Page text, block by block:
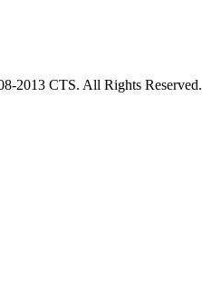
CTS. All Rights Reserved.